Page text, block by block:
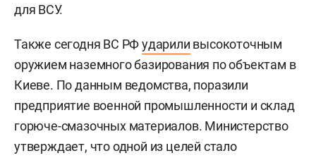
для ВСУ.
Также сегодня ВС РФударили высокоточным
оружием наземного базирования по объектам в
Киеве. По данным ведомства, поразили
предприятие военной промышленности и склад
горюче-смазочных материалов. Министерство
утверждает, что одной из целей стало